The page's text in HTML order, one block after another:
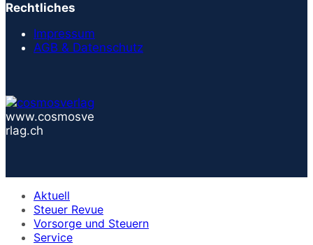
Rechtliches
Impressum
AGB & Datenschutz
www.cosmosve
rlag.ch
Aktuell
Steuer Revue
Vorsorge und Steuern
Service